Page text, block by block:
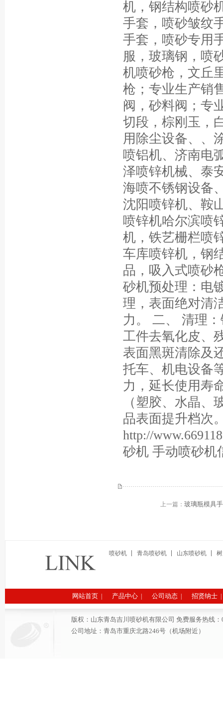
机，钢结构喷砂
手套，喷砂皱纹
手套，喷砂专用
服，玻璃钢，喷
机喷砂枪，文丘
枪；专业生产销
阀，砂料阀；专
切段，棕刚玉，
用除尘设备、、
喷铝机、济南电
泽喷锌机械、泰
海喷不锈钢设备
沈阳喷锌机、鞍
喷锌机哈尔滨喷
机，铁艺栅栏喷
车库喷锌机，钢
品，吸入式喷砂
砂机预处理：电
理，表面绝对清
力。 二、 清理
工件去氧化皮、
表面黑斑清除及
托车、机电设备
力，延长使用寿
（塑胶、水晶
品表面提升档次
http://
砂机 手动喷砂机
上一篇：玻璃瓶模具
喷砂机 青岛喷砂机 山东喷砂机
网站首页 产品中心 公司动态 招贤纳士
版权：山东青岛吉川喷砂机有限公司 免费服务热线
公司地址：青岛市重庆北路246号（机场附近）